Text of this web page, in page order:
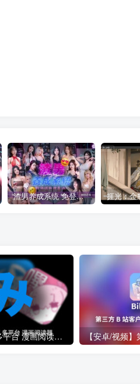
渣男养成系统 免登录 麻豆
Mihon 开源 多平台 漫画阅读器 支持 哔咔 / 禁漫 / 拷贝 源 更新 v0.20.1